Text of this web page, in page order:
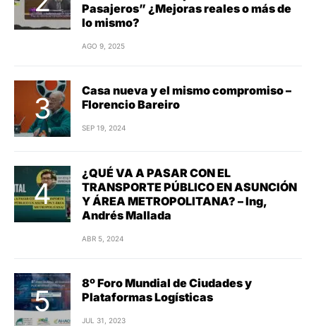
Pasajeros” ¿Mejoras reales o más de
lo mismo?
AGO 9, 2025
Casa nueva y el mismo compromiso –
Florencio Bareiro
SEP 19, 2024
¿QUÉ VA A PASAR CON EL
TRANSPORTE PÚBLICO EN ASUNCIÓN
Y ÁREA METROPOLITANA? – Ing,
Andrés Mallada
ABR 5, 2024
8º Foro Mundial de Ciudades y
Plataformas Logísticas
JUL 31, 2023